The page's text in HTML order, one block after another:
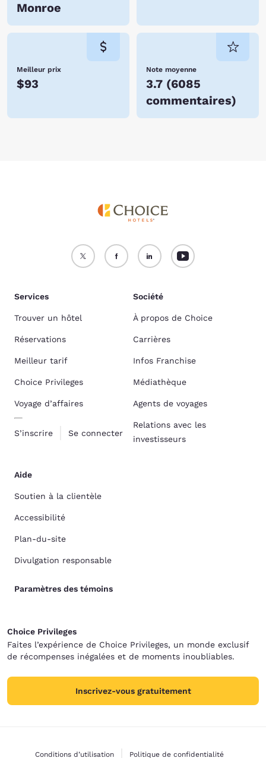
Monroe
Meilleur prix
$93
Note moyenne
3.7 (6085
commentaires)
Services
Trouver un hôtel
Réservations
Meilleur tarif
Choice Privileges
Voyage d’affaires
S’inscrire Se connecter
Société
À propos de Choice
Carrières
Infos Franchise
Médiathèque
Agents de voyages
Relations avec les
investisseurs
Aide
Soutien à la clientèle
Accessibilité
Plan-du-site
Divulgation responsable
Paramètres des témoins
Choice Privileges
Faites l’expérience de Choice Privileges, un monde exclusif
de récompenses inégalées et de moments inoubliables.
Inscrivez-vous gratuitement
Conditions d’utilisation Politique de confidentialité